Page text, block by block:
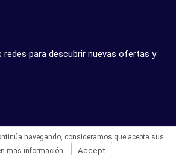
redes para descubrir nuevas ofertas y
en 7 opiniones
navegando, consideramos que acepta sus
más información Accept